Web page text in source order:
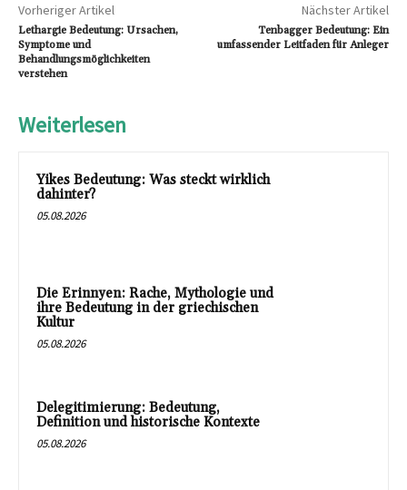
Vorheriger Artikel
Lethargie Bedeutung: Ursachen,
Symptome und
Behandlungsmöglichkeiten
verstehen
Nächster Artikel
Tenbagger Bedeutung: Ein
umfassender Leitfaden für Anleger
Weiterlesen
Yikes Bedeutung: Was steckt wirklich
dahinter?
05.08.2026
Die Erinnyen: Rache, Mythologie und
ihre Bedeutung in der griechischen
Kultur
05.08.2026
Delegitimierung: Bedeutung,
Definition und historische Kontexte
05.08.2026